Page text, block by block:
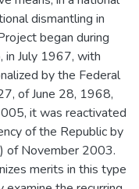
dismantling in
began during
in July 1967, with
by the Federal
of June 28, 1968,
it was reactivated
of the Republic by
of November 2003.
merits in this type